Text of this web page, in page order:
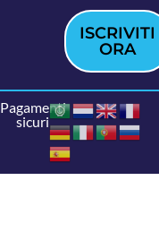
ISCRIVITI
ORA
Pagamenti
sicuri